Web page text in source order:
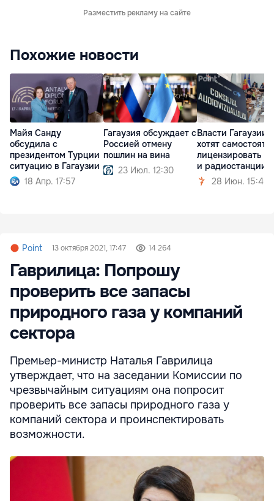
Разместить рекламу на сайте
Похожие новости
Майя Санду
обсудила с
президентом Турции
ситуацию в Гагаузии
18 Апр. 17:57
Гагаузия обсуждает с
Россией отмену
пошлин на вина
23 Июл. 12:30
Власти Гагаузии
хотят
лицензировать
и радиостанции
28 Июн. 15:40
Point 13 октября 2021, 17:47 14 264
Гаврилица: Попрошу
проверить все запасы
природного газа у компаний
сектора
Премьер-министр Наталья Гаврилица
утверждает, что на заседании Комиссии по
чрезвычайным ситуациям она попросит
проверить все запасы природного газа у
компаний сектора и проинспектировать
возможности.